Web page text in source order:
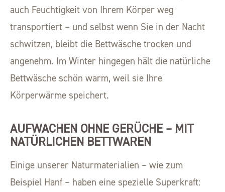
auch Feuchtigkeit von Ihrem Körper weg
transportiert – und selbst wenn Sie in der Nacht
schwitzen, bleibt die Bettwäsche trocken und
angenehm. Im Winter hingegen hält die natürliche
Bettwäsche schön warm, weil sie Ihre
Körperwärme speichert.
AUFWACHEN OHNE GERÜCHE – MIT
NATÜRLICHEN BETTWAREN
Einige unserer Naturmaterialien – wie zum
Beispiel Hanf – haben eine spezielle Superkraft: